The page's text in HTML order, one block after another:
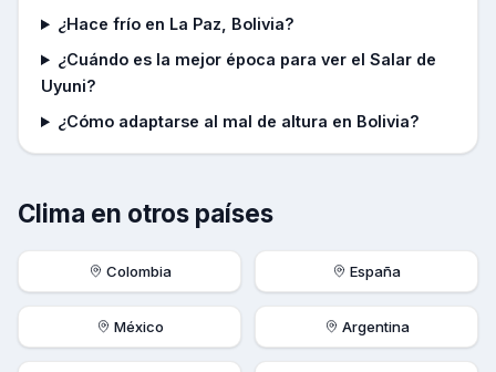
¿Hace frío en La Paz, Bolivia?
¿Cuándo es la mejor época para ver el Salar de
Uyuni?
¿Cómo adaptarse al mal de altura en Bolivia?
Clima en otros países
Colombia España
México Argentina